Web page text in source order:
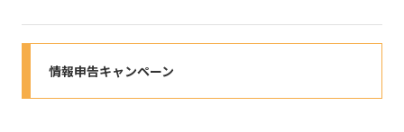
情報申告キャンペーン